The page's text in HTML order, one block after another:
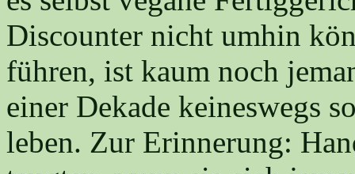
Discounter nicht umhin
führen, ist kaum noch
einer Dekade keineswegs
leben. Zur Erinnerung: